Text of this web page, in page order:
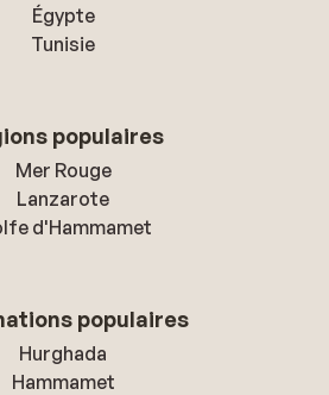
Égypte
Tunisie
populaires
Mer Rouge
Lanzarote
d'Hammamet
populaires
Hurghada
Hammamet